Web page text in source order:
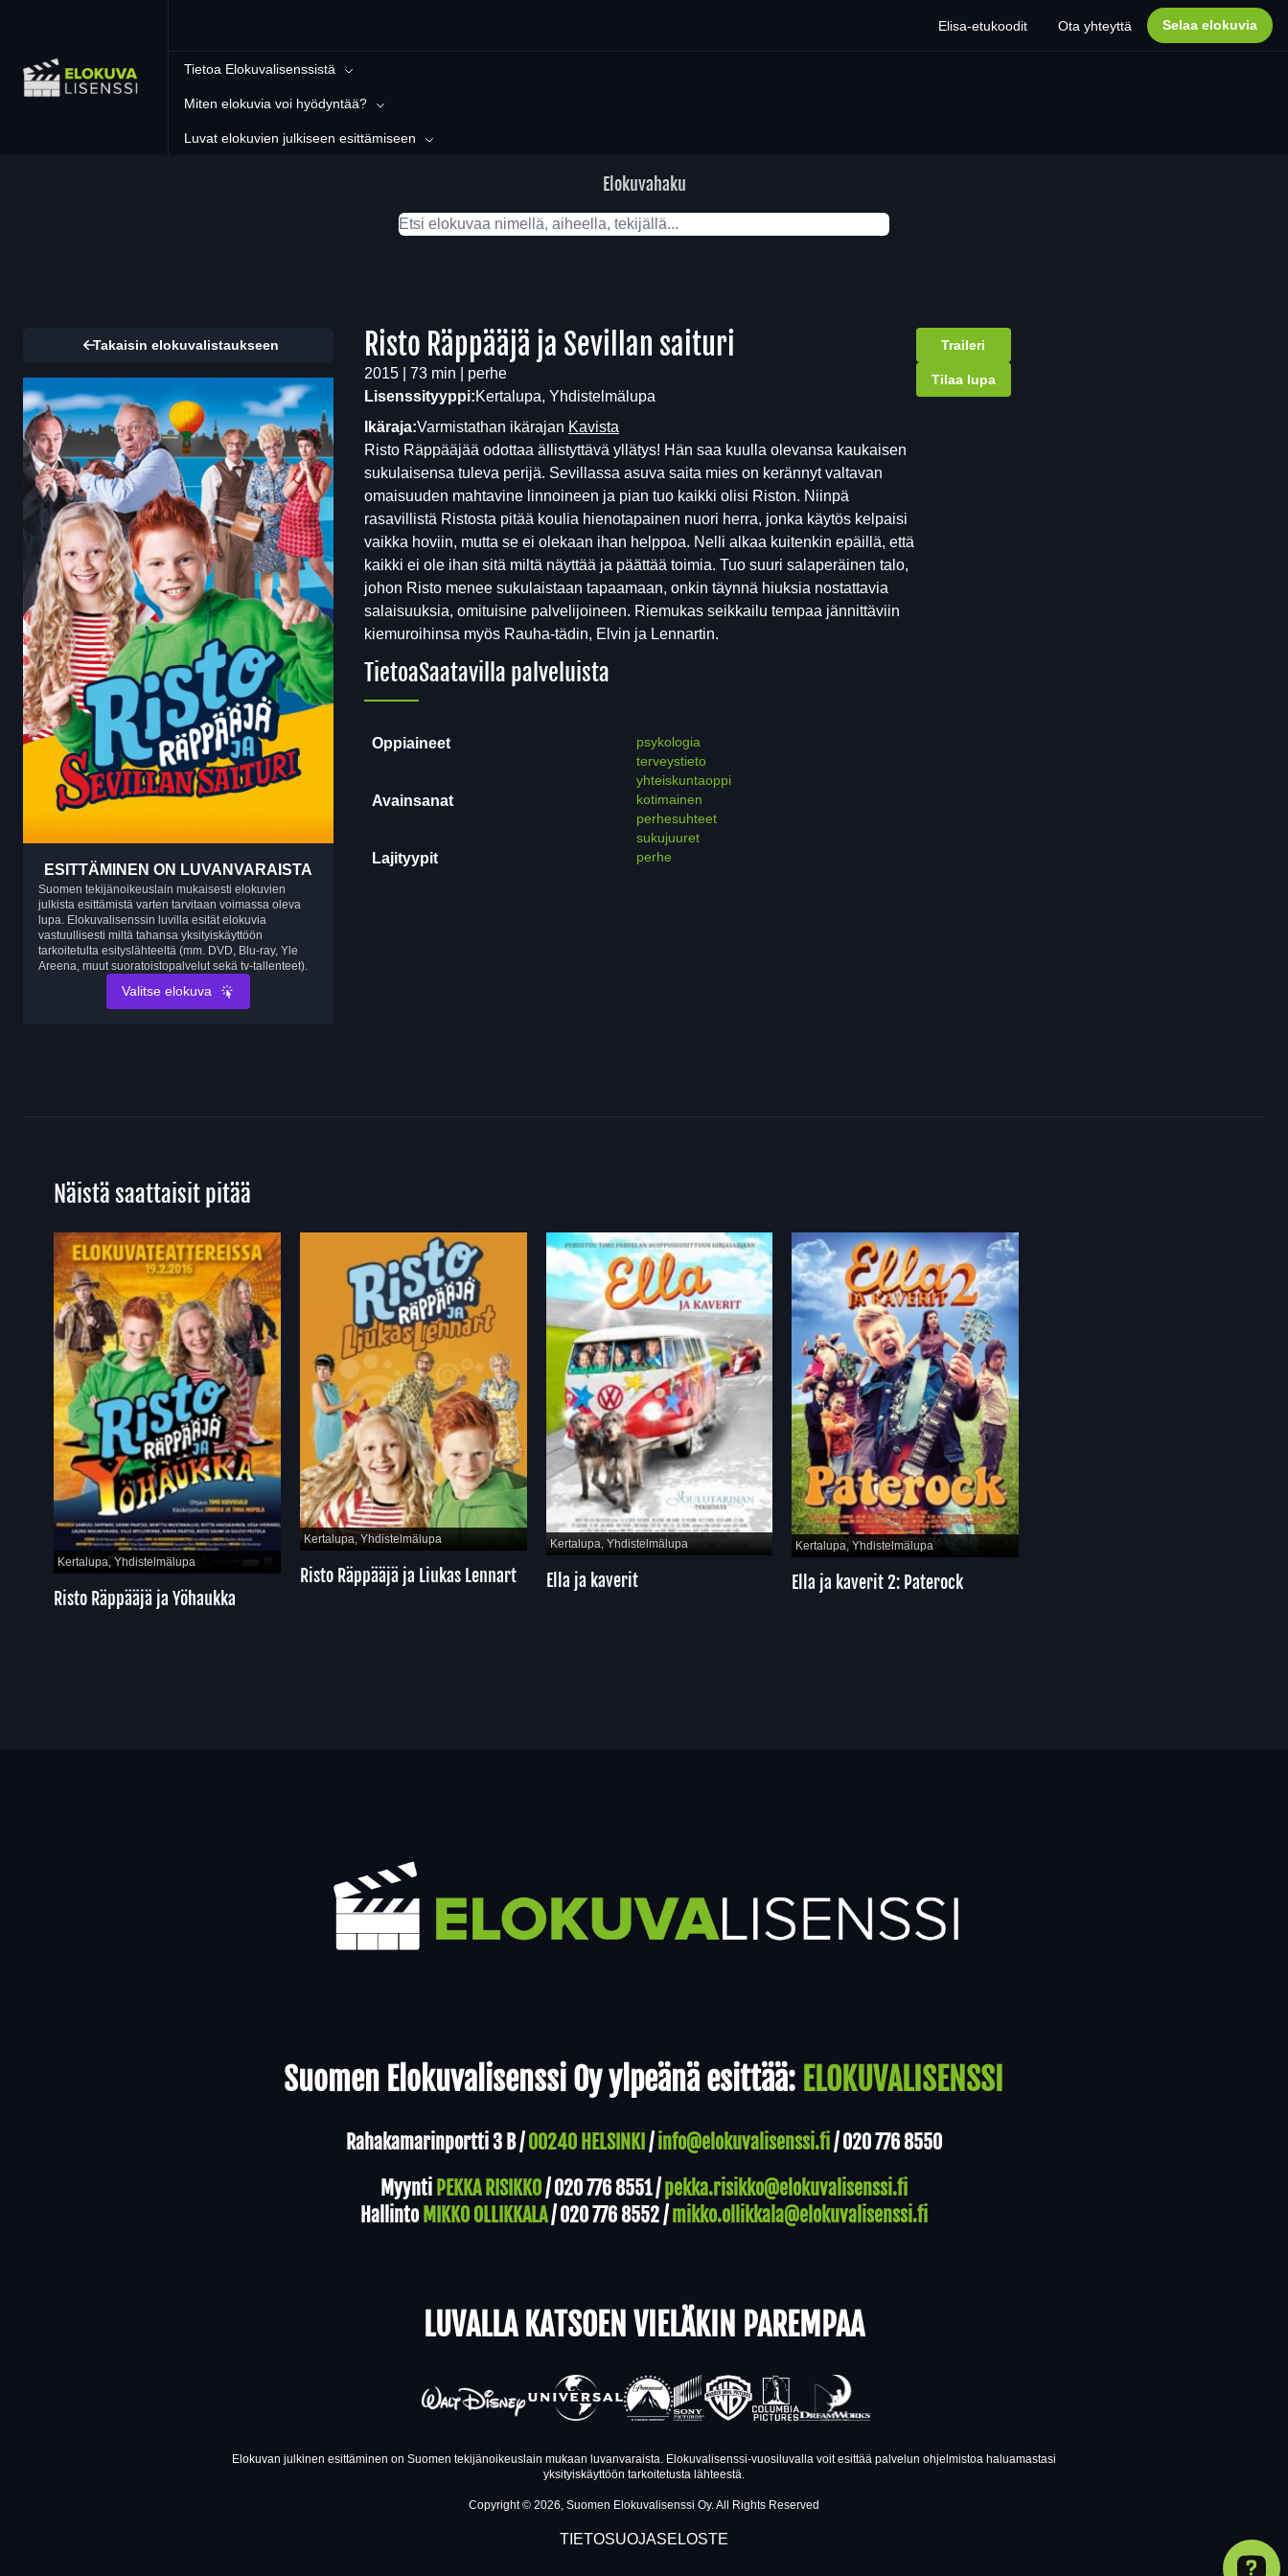
Elisa-etukoodit Ota yhteyttä Selaa elokuvia
Tietoa Elokuvalisenssistä
Miten elokuvia voi hyödyntää?
Luvat elokuvien julkiseen esittämiseen
Elokuvahaku
Takaisin elokuvalistaukseen
ESITTÄMINEN ON LUVANVARAISTA
Suomen tekijänoikeuslain mukaisesti elokuvien
julkista esittämistä varten tarvitaan voimassa oleva
lupa. Elokuvalisenssin luvilla esität elokuvia
vastuullisesti miltä tahansa yksityiskäyttöön
tarkoitetulta esityslähteeltä (mm. DVD, Blu-ray, Yle
Areena, muut suoratoistopalvelut sekä tv-tallenteet).
Valitse elokuva
Traileri
Tilaa lupa
Risto Räppääjä ja Sevillan saituri
2015 | 73 min | perhe
Lisenssityyppi:Kertalupa, Yhdistelmälupa
Ikäraja:Varmistathan ikärajan Kavista
Risto Räppääjää odottaa ällistyttävä yllätys! Hän saa kuulla olevansa kaukaisen
sukulaisensa tuleva perijä. Sevillassa asuva saita mies on kerännyt valtavan
omaisuuden mahtavine linnoineen ja pian tuo kaikki olisi Riston. Niinpä
rasavillistä Ristosta pitää koulia hienotapainen nuori herra, jonka käytös kelpaisi
vaikka hoviin, mutta se ei olekaan ihan helppoa. Nelli alkaa kuitenkin epäillä, että
kaikki ei ole ihan sitä miltä näyttää ja päättää toimia. Tuo suuri salaperäinen talo,
johon Risto menee sukulaistaan tapaamaan, onkin täynnä hiuksia nostattavia
salaisuuksia, omituisine palvelijoineen. Riemukas seikkailu tempaa jännittäviin
kiemuroihinsa myös Rauha-tädin, Elvin ja Lennartin.
TietoaSaatavilla palveluista
Oppiaineet
psykologia
terveystieto
yhteiskuntaoppi
Avainsanat
kotimainen
perhesuhteet
sukujuuret
Lajityypit perhe
Näistä saattaisit pitää
Kertalupa, Yhdistelmälupa
Risto Räppääjä ja Yöhaukka
Kertalupa, Yhdistelmälupa
Risto Räppääjä ja Liukas Lennart
Kertalupa, Yhdistelmälupa
Ella ja kaverit
Kertalupa, Yhdistelmälupa
Ella ja kaverit 2: Paterock
Suomen Elokuvalisenssi Oy ylpeänä esittää: ELOKUVALISENSSI
Rahakamarinportti 3 B /00240 HELSINKI /info@elokuvalisenssi.fi/020 776 8550
Myynti PEKKA RISIKKO/020 776 8551/pekka.risikko@elokuvalisenssi.fi
Hallinto MIKKO OLLIKKALA/020 776 8552/mikko.ollikkala@elokuvalisenssi.fi
LUVALLA KATSOEN VIELÄKIN PAREMPAA
Elokuvan julkinen esittäminen on Suomen tekijänoikeuslain mukaan luvanvaraista. Elokuvalisenssi-vuosiluvalla voit esittää palvelun ohjelmistoa haluamastasi
yksityiskäyttöön tarkoitetusta lähteestä.
Copyright © 2026, Suomen Elokuvalisenssi Oy. All Rights Reserved
TIETOSUOJASELOSTE